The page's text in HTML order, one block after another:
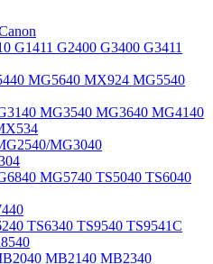
G1411 G2400 G3400 G3411
MG5640 MX924 MG5540
MG3540 MG3640 MG4140
MG3040
MG5740 TS5040 TS6040
TS6340 TS9540 TS9541C
MB2140 MB2340